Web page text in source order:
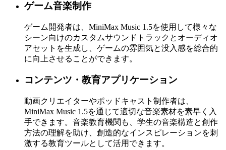
ゲーム音楽制作
ゲーム開発者は、MiniMax Music 1.5を使用して様々な
シーン向けのカスタムサウンドトラックとオーディオ
アセットを生成し、ゲームの雰囲気と没入感を総合的
に向上させることができます。
コンテンツ・教育アプリケーション
動画クリエイターやポッドキャスト制作者は、
MiniMax Music 1.5を通じて適切な音楽素材を素早く入
手できます。音楽教育機関も、学生の音楽構造と創作
方法の理解を助け、創造的なインスピレーションを刺
激する教育ツールとして活用できます。